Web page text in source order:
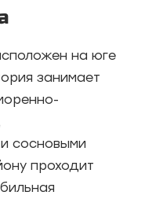
на юге
занимает
сосновыми
проходит